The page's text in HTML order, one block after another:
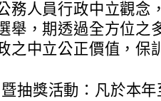
務人員行政中立觀念
舉，期透過全方位之
之中立公正價值，保
抽獎活動：凡於本